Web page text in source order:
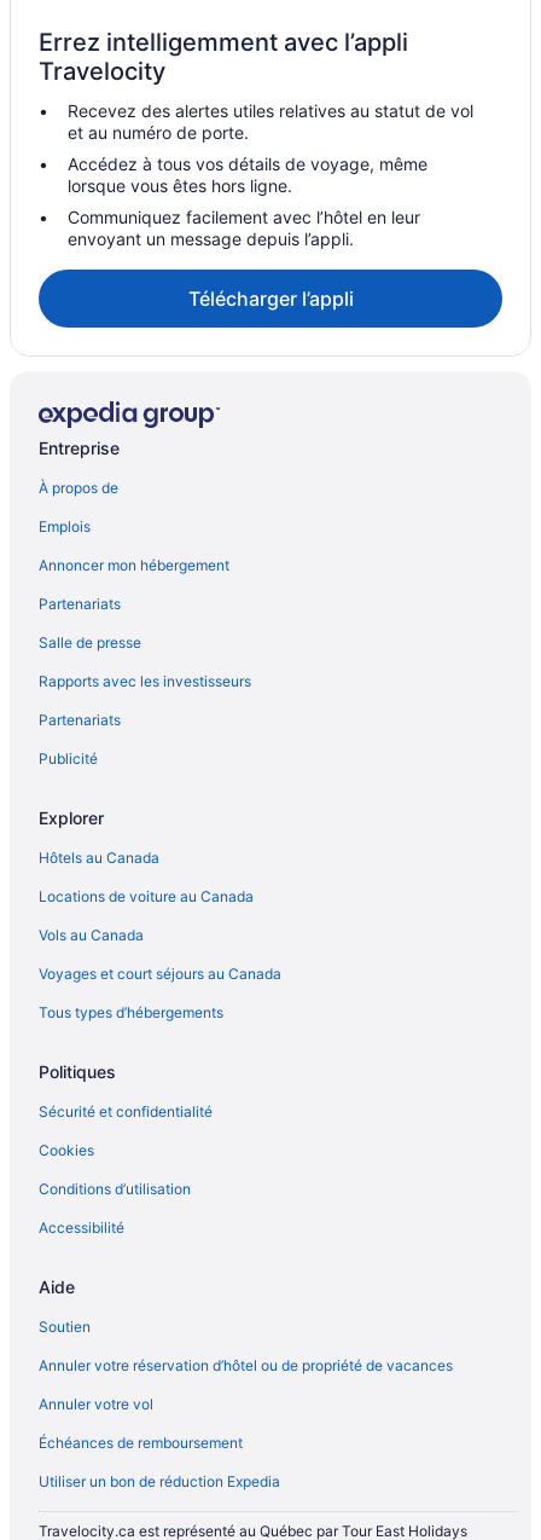
Errez intelligemment avec l’appli
Travelocity
Recevez des alertes utiles relatives au statut de vol
et au numéro de porte.
Accédez à tous vos détails de voyage, même
lorsque vous êtes hors ligne.
Communiquez facilement avec l’hôtel en leur
envoyant un message depuis l’appli.
Télécharger l’appli
Entreprise
À propos de
Emplois
Annoncer mon hébergement
Partenariats
Salle de presse
Rapports avec les investisseurs
Partenariats
Publicité
Explorer
Hôtels au Canada
Locations de voiture au Canada
Vols au Canada
Voyages et court séjours au Canada
Tous types d’hébergements
Politiques
Sécurité et confidentialité
Cookies
Conditions d’utilisation
Accessibilité
Aide
Soutien
Annuler votre réservation d’hôtel ou de propriété de vacances
Annuler votre vol
Échéances de remboursement
Utiliser un bon de réduction Expedia
Travelocity.ca est représenté au Québec par Tour East Holidays